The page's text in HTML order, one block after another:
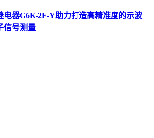
电器G6K-2F-Y助力打造高精准度的示波
信号测量